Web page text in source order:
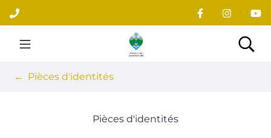
Aller
au
contenu
Site officiel du village
Pièces d'identités
Pièces d'identités